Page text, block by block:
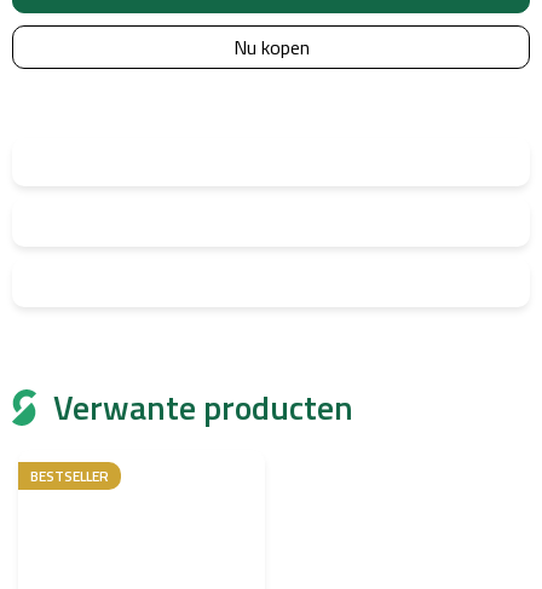
Nu kopen
Verwante producten
BESTSELLER